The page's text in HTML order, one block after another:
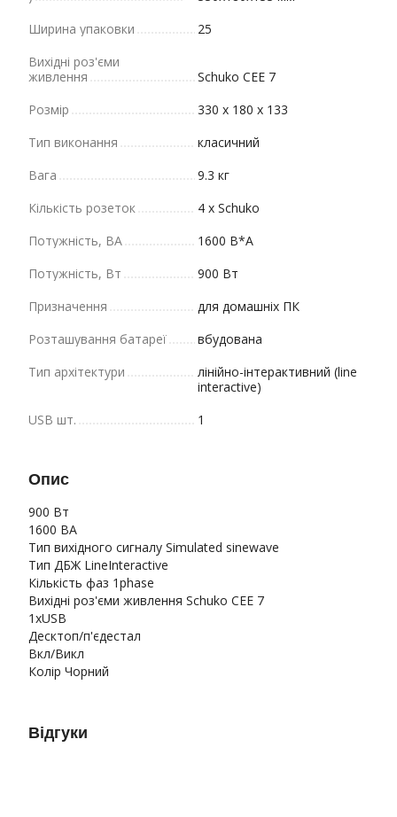
Ширина упаковки
25
Вихідні роз'єми
живлення
Schuko CEE 7
Розмір
330 х 180 х 133
Тип виконання
класичний
Вага
9.3 кг
Кількість розеток
4 x Schuko
Потужність, ВА
1600 В*А
Потужність, Вт
900 Вт
Призначення
для домашніх ПК
Розташування батареї
вбудована
Тип архітектури
лінійно-інтерактивний (line
interactive)
USB шт.
1
Опис
900 Вт
1600 ВА
Тип вихідного сигналу Simulated sinewave
Тип ДБЖ LineInteractive
Кількість фаз 1phase
Вихідні роз'єми живлення Schuko CEE 7
1xUSB
Десктоп/п'єдестал
Вкл/Викл
Колір Чорний
Відгуки